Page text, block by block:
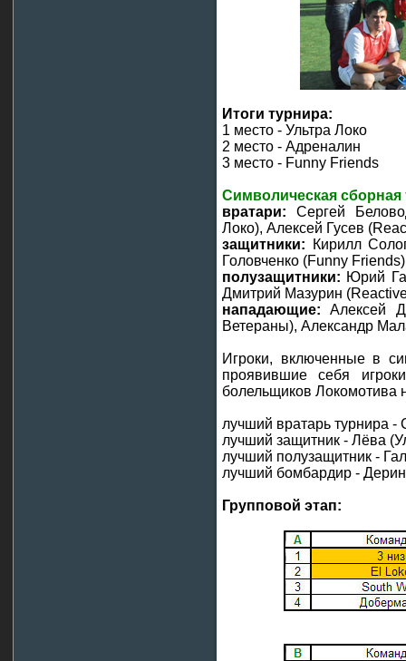
Итоги турнира:
1 место - Ультра Локо
2 место - Адреналин
3 место - Funny Friends
Символическая сборная
вратари: Сергей
Локо), Алексей Гусев
защитники: Кирилл
Головченко (Funny
полузащитники: Юрий
Дмитрий Мазурин
нападающие: Алексей
Ветераны), Александр
Игроки, включенные в
проявившие себя
болельщиков Локомотива
лучший вратарь турнира -
лучший защитник - Лёва
лучший полузащитник -
лучший бомбардир -
Групповой этап: